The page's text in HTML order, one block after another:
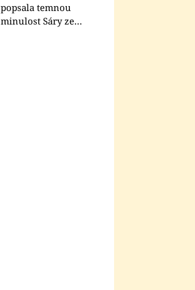
popsala temnou
minulost Sáry ze